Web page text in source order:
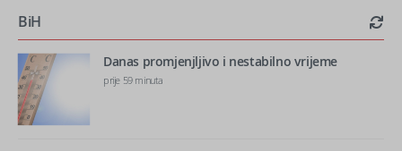
BiH
Danas promjenjljivo i nestabilno vrijeme
prije 59 minuta